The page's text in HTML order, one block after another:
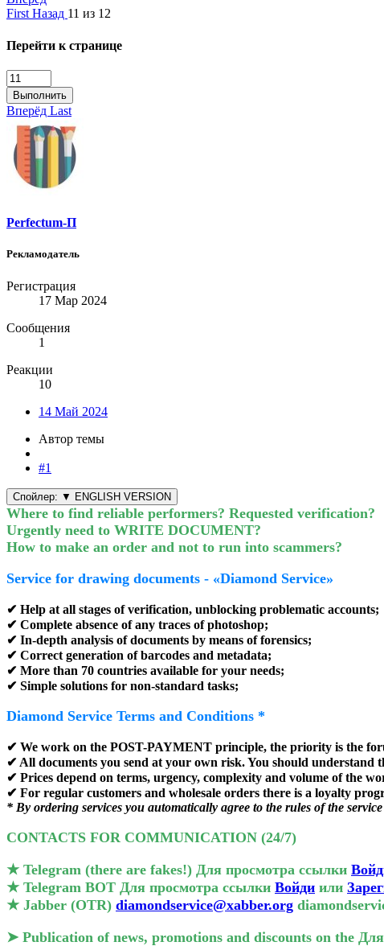
First Назад 11 из 12
Перейти к странице
Выполнить
Вперёд Last
Perfectum-П
Рекламодатель
Регистрация
17 Мар 2024
Сообщения
1
Реакции
10
14 Май 2024
Автор темы
#1
Спойлер: ▼ ENGLISH VERSION
Where to find reliable performers? Requested verification?
Urgently need to WRITE DOCUMENT?
How to make an order and not to run into scammers?
Service for drawing documents - «Diamond Service»
✔ Help at all stages of verification, unblocking problematic accounts;
✔ Complete absence of any traces of photoshop;
✔ In-depth analysis of documents by means of forensics;
✔ Correct generation of barcodes and metadata;
✔ More than 70 countries available for your needs;
✔ Simple solutions for non-standard tasks;
Diamond Service Terms and Conditions *
✔ We work on the POST-PAYMENT principle, the priority is the
✔ All documents you send at your own risk. You should understand
✔ Prices depend on terms, urgency, complexity and volume of the
✔ For regular customers and wholesale orders there is a loyalty
* By ordering services you automatically agree to the rules of the service
CONTACTS FOR COMMUNICATION (24/7)️
★ Telegram (there are fakes!) Для просмотра ссылки
★ Telegram BOT Для просмотра ссылки Войди или
★ Jabber (OTR) diamondservice@xabber.org
➤ Publication of news, promotions and discounts on the